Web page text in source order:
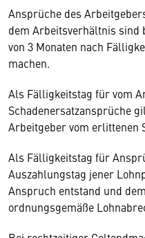
Ansprüche des
dem Arbeitsverhältnis sind
von 3 Monaten nach
machen.
Als Fälligkeitstag für vom
Schadenersatzansprüche
Arbeitgeber vom erlittenen
Als Fälligkeitstag für
Auszahlungstag jener
Anspruch entstand und
ordnungsgemäße